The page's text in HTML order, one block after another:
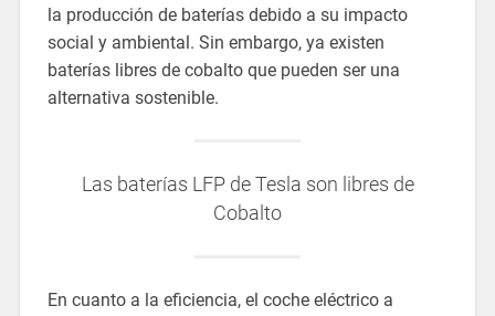
la producción de baterías debido a su impacto
social y ambiental. Sin embargo, ya existen
baterías libres de cobalto que pueden ser una
alternativa sostenible.
Las baterías LFP de Tesla son libres de
Cobalto
En cuanto a la eficiencia, el coche eléctrico a